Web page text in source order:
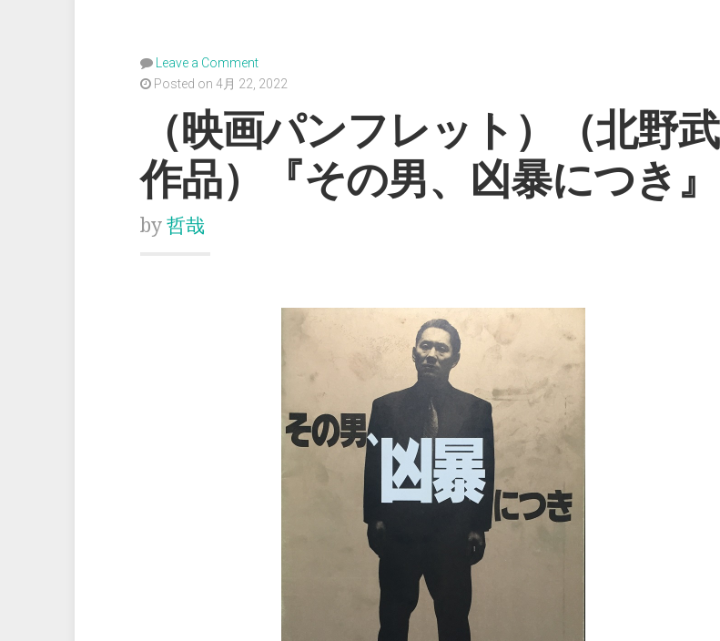
Leave a Comment
Posted on 4月 22, 2022
（映画パンフレット）（北野武
作品）『その男、凶暴につき』
by 哲哉